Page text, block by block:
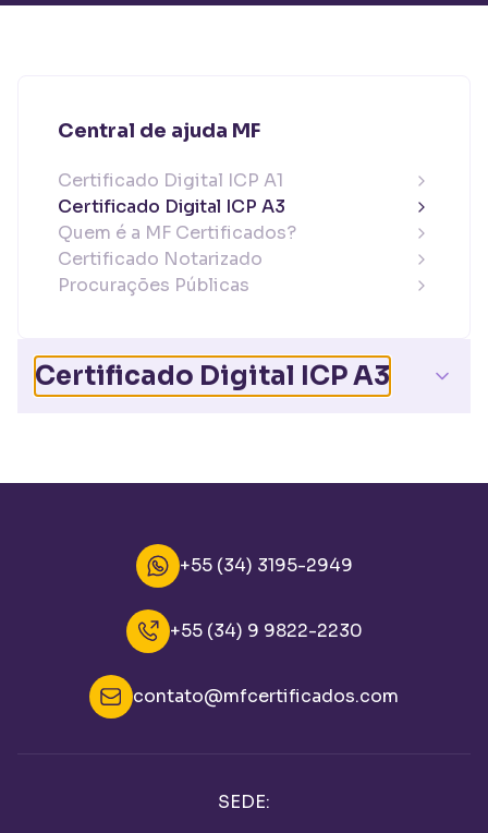
Central de ajuda MF
Certificado Digital ICP A1
Certificado Digital ICP A3
Quem é a MF Certificados?
Certificado Notarizado
Procurações Públicas
Certificado Digital ICP A3
+55 (34) 3195-2949
+55 (34) 9 9822-2230
contato@mfcertificados.com
SEDE: